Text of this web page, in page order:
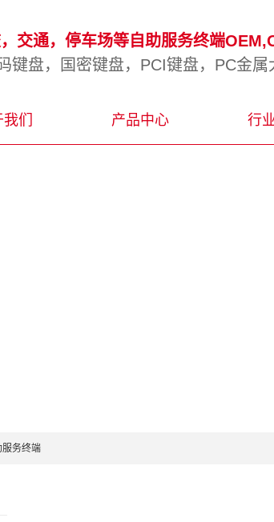
交通，停车场等自助服务终端
键盘，国密键盘，PCI键盘，PC金
们 产品中心 行
服务终端